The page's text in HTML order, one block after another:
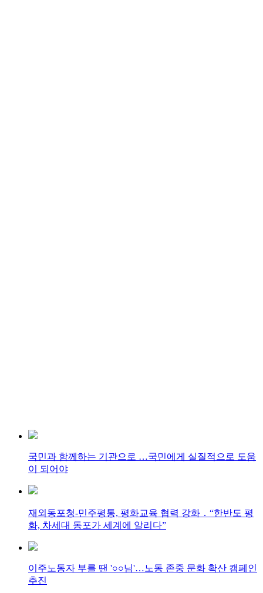
국민과 함께하는 기관으로 …국민에게 실질적으로 도움
이 되어야
재외동포청-민주평통, 평화교육 협력 강화 ․ “한반도 평
화, 차세대 동포가 세계에 알리다”
이주노동자 부를 땐 '○○님'…노동 존중 문화 확산 캠페인
추진